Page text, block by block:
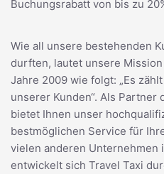
Buchungsrabatt von bis zu
Wie all unsere bestehenden
durften, lautet unsere
Jahre 2009 wie folgt: „Es
unserer Kunden“. Als Partner
bietet Ihnen unser
bestmöglichen Service für
vielen anderen Unternehmen
entwickelt sich Travel Taxi